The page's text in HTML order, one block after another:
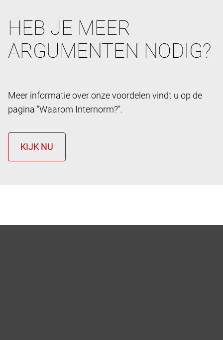
HEB JE MEER
ARGUMENTEN NODIG?
Meer informatie over onze voordelen vindt u op de
pagina "Waarom Internorm?".